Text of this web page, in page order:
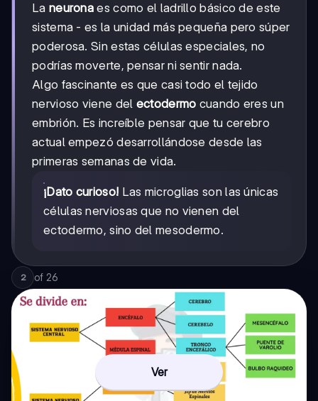
La neurona es como el ladrillo básico de este
sistema - es la unidad más pequeña pero súper
poderosa. Sin estas células especiales, no
podrías moverte, pensar ni sentir nada.
Algo fascinante es que casi todo el tejido
nervioso viene del ectodermo cuando eres un
embrión. Es increíble pensar que tu cerebro
actual empezó desarrollándose desde las
primeras semanas de vida.
¡Dato curioso! Las microglias son las únicas
células nerviosas que no vienen del
ectodermo, sino del mesodermo.
2 of 26
Ver